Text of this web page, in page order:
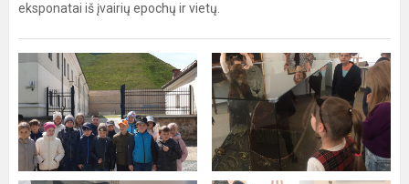
eksponatai iš įvairių epochų ir vietų.